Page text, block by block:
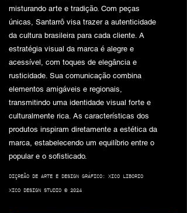
misturando arte e tradição. Com peças
únicas, Santarrô visa trazer a autenticidade
da cultura brasileira para cada cliente. A
estratégia visual da marca é alegre e
acessível, com toques de elegância e
rusticidade. Sua comunicação combina
elementos amigáveis e regionais,
transmitindo uma identidade visual forte e
culturalmente rica. As características dos
produtos inspiram diretamente a estética da
marca, estabelecendo um equilíbrio entre o
popular e o sofisticado.
DIÇREÃO DE ARTE E DESIGN GRÁFICO: XICO LIBORIO
XICO DESIGN STUDIO © 2024